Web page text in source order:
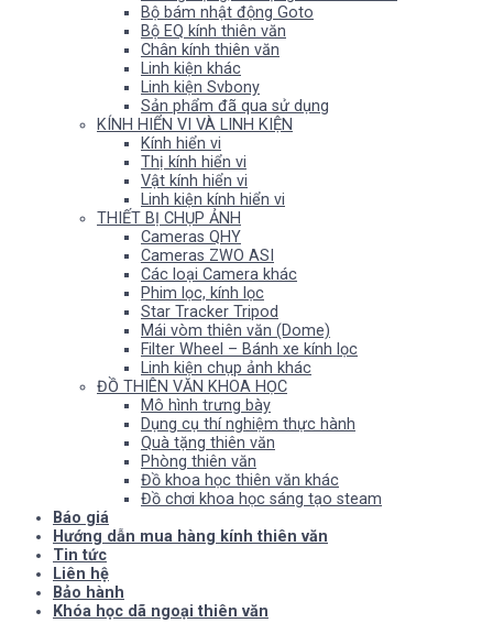
Bộ bám nhật động Goto
Bộ EQ kính thiên văn
Chân kính thiên văn
Linh kiện khác
Linh kiện Svbony
Sản phẩm đã qua sử dụng
KÍNH HIỂN VI VÀ LINH KIỆN
Kính hiển vi
Thị kính hiển vi
Vật kính hiển vi
Linh kiện kính hiển vi
THIẾT BỊ CHỤP ẢNH
Cameras QHY
Cameras ZWO ASI
Các loại Camera khác
Phim lọc, kính lọc
Star Tracker Tripod
Mái vòm thiên văn (Dome)
Filter Wheel – Bánh xe kính lọc
Linh kiện chụp ảnh khác
ĐỒ THIÊN VĂN KHOA HỌC
Mô hình trưng bày
Dụng cụ thí nghiệm thực hành
Quà tặng thiên văn
Phòng thiên văn
Đồ khoa học thiên văn khác
Đồ chơi khoa học sáng tạo steam
Báo giá
Hướng dẫn mua hàng kính thiên văn
Tin tức
Liên hệ
Bảo hành
Khóa học dã ngoại thiên văn